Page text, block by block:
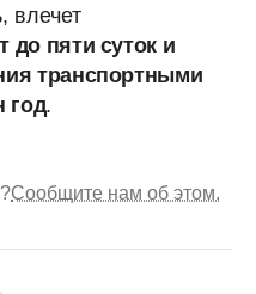
влечет
до пяти суток и
транспортными
год.
Сообщите нам об этом.